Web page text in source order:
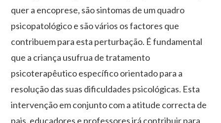
quer a encoprese, são sintomas de um quadro
psicopatológico e são vários os factores que
contribuem para esta perturbação. É fundamental
que a criança usufrua de tratamento
psicoterapêutico específico orientado para a
resolução das suas dificuldades psicológicas. Esta
intervenção em conjunto com a atitude correcta de
pais, educadores e professores irá contribuir para